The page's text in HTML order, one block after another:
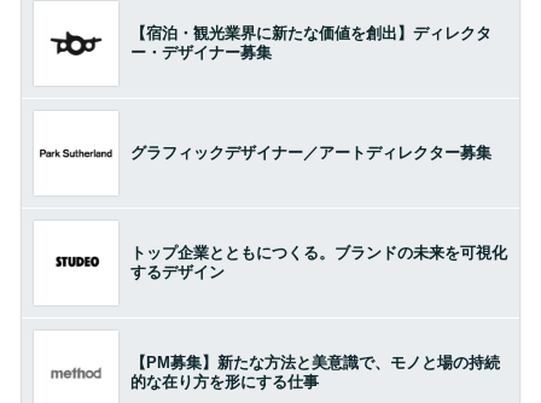
【宿泊・観光業界に新たな価値を創出】ディレクタ
ー・デザイナー募集
グラフィックデザイナー／アートディレクター募集
トップ企業とともにつくる。ブランドの未来を可視化
するデザイン
【PM募集】新たな方法と美意識で、モノと場の持続
的な在り方を形にする仕事